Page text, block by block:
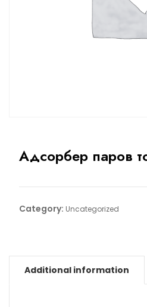
Адсорбер паров
Category: Uncategorized
Additional information